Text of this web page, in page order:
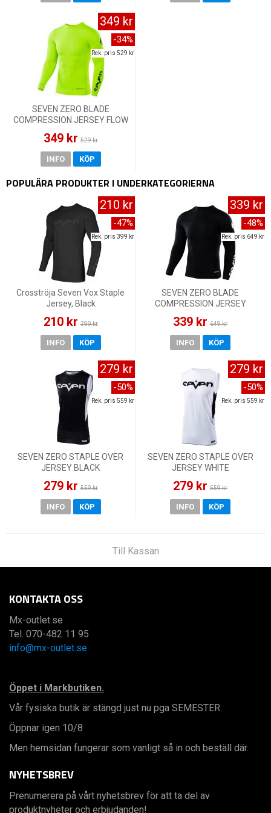
SEVEN ZERO BLADE
COMPRESSION JERSEY FLOW
349 kr 529 kr
349 kr
-34%
Rek. pris 529 kr
INFO KÖP
POPULÄRA PRODUKTER I UNDERKATEGORIERNA
Crosströja Seven Vox Staple
Jersey, Black
210 kr 399 kr
210 kr
-47%
Rek. pris 399 kr
INFO KÖP
SEVEN ZERO BLADE
COMPRESSION JERSEY
339 kr 649 kr
339 kr
-48%
Rek. pris 649 kr
INFO KÖP
SEVEN ZERO STAPLE OVER
JERSEY BLACK
279 kr 559 kr
279 kr
-50%
Rek. pris 559 kr
INFO KÖP
SEVEN ZERO STAPLE OVER
JERSEY WHITE
279 kr 559 kr
279 kr
-50%
Rek. pris 559 kr
INFO KÖP
Till Kassan
KONTAKTA OSS
Mx-outlet.se
Tel. 070-482 11 95
info@mx-outlet.se
Öppet i Markbutiken.
Vår fysiska butik är stängd just nu pga SEMESTER.
Öppnar igen 10/8
Men hemsidan fungerar som vanligt så in och beställ där.
NYHETSBREV
Prenumerera på vårt nyhetsbrev för att ta del av
produktnyheter och erbjudanden!